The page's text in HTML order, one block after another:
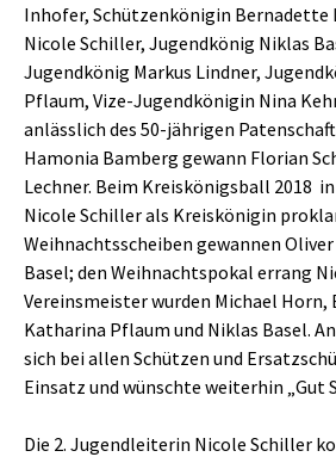
Inhofer, Schützenkönigin Bernadette
Nicole Schiller, Jugendkönig Niklas
Jugendkönig Markus Lindner,
Pflaum, Vize-Jugendkönigin Nina
anlässlich des 50-jährigen
Hamonia Bamberg gewann Florian
Lechner. Beim Kreiskönigsball 2018
Nicole Schiller als Kreiskönigin
Weihnachtsscheiben gewannen
Basel; den Weihnachtspokal errang
Vereinsmeister wurden Michael Horn,
Katharina Pflaum und Niklas Basel.
sich bei allen Schützen und
Einsatz und wünschte weiterhin „Gut
Die 2. Jugendleiterin Nicole Schiller